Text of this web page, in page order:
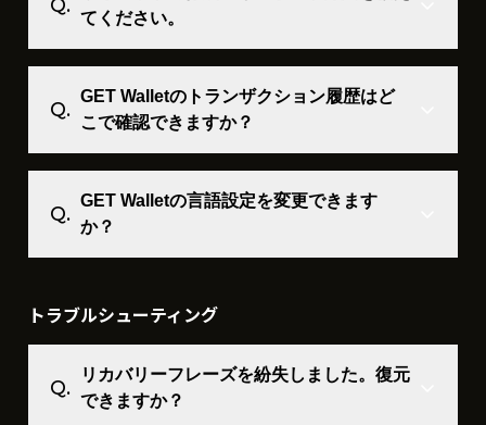
てください。
GET Walletのトランザクション履歴はど
こで確認できますか？
GET Walletの言語設定を変更できます
か？
トラブルシューティング
リカバリーフレーズを紛失しました。復元
できますか？